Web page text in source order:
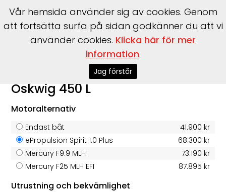
Oskwig >450 L
Oskwig 450 L
Motoralternativ
Endast båt
41.900 kr
ePropulsion Spirit 1.0 Plus
68.300 kr
Mercury F9.9 MLH
73.190 kr
Mercury F25 MLH EFI
87.895 kr
Utrustning och bekvämlighet
Vår hemsida använder sig av cookies. Genom
att fortsätta surfa på sidan godkänner du att vi
använder cookies. Klicka här för mer
information.
Jag förstår